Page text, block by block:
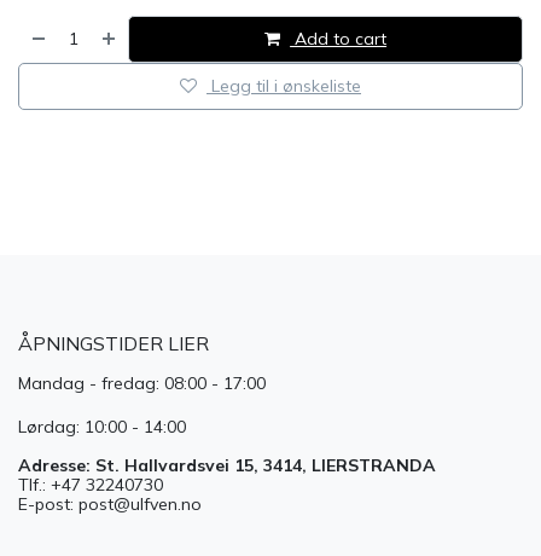
Add to cart
Legg til i ønskeliste
ÅPNINGSTIDER LIER
Mandag - fredag: 08:00 - 17:00
Lørdag: 10:00 - 14:00
Adresse: St. Hallvardsvei 15, 3414, LIERSTRANDA
Tlf.: +47 32240730
E-post: post@ulfven.no